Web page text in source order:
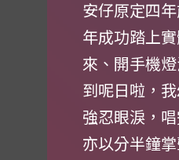
安仔原定四
年成功踏上
來、開手機
到呢日啦，
強忍眼淚，
亦以分半鐘